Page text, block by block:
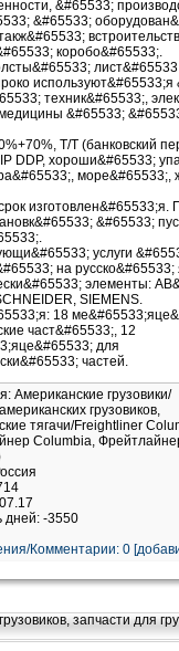
&#65533;
&#65533;
коробо&#65533;.
используют&#65533;я
техник&#65533;,
&#65533;
T/T (банковский
DDP, хороши&#65533;
море&#65533;,
изготовлен&#65533;я.
&#65533;
услуги
на русско&#65533;
элементы:
SIEMENS.
18
част&#65533;, 12
для
частей.
Американские грузовики/
грузовиков,
тягачи/Freightliner
Columbia,
дней: -3550
Комментарии: 0
запчасти для